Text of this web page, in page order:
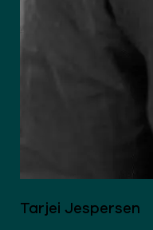
Tarjei Jespersen